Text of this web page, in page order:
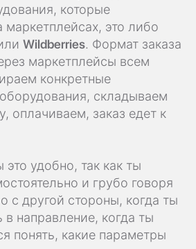
которые
маркетплейсах, это либо
Wildberries. Формат заказа
маркетплейсы всем
конкретные
складываем
оплачиваем, заказ едет к
удобно, так как ты
и грубо говоря
с другой стороны, когда ты
в направление, когда ты
понять, какие параметры